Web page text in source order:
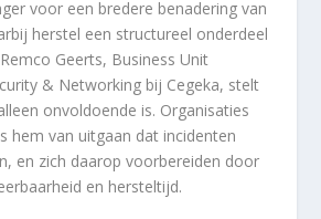
voor een bredere benadering van
herstel een structureel onderdeel
Geerts, Business Unit
& Networking bij Cegeka, stelt
onvoldoende is. Organisaties
hem van uitgaan dat incidenten
en zich daarop voorbereiden door
en hersteltijd.